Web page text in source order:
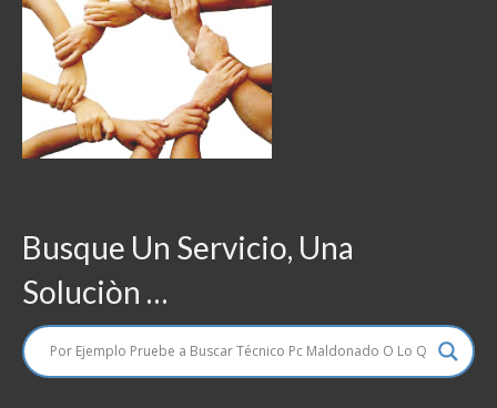
Busque Un Servicio, Una
Soluciòn …